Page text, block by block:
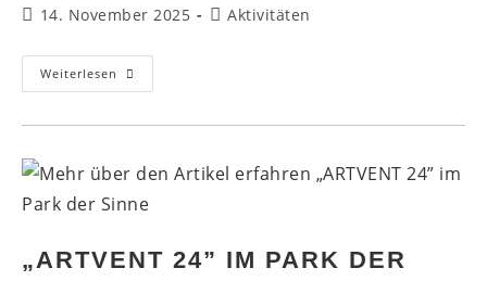
Beitrag
14. November 2025
Beitrags-
Aktivitäten
Weiterlesen ARTVENT25
–
„ARTVENT 24” IM PARK DER